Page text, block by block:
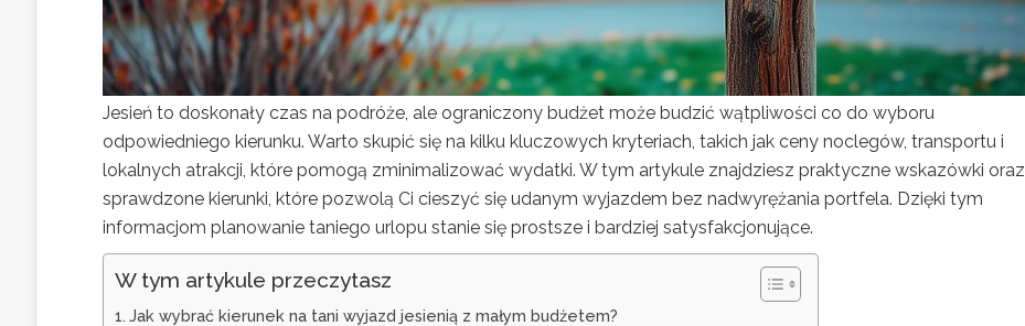
Jesień to doskonały czas na podróże, ale ograniczony budżet może budzić wątpliwości co do wyboru
odpowiedniego kierunku. Warto skupić się na kilku kluczowych kryteriach, takich jak ceny noclegów, transportu i
lokalnych atrakcji, które pomogą zminimalizować wydatki. W tym artykule znajdziesz praktyczne wskazówki oraz
sprawdzone kierunki, które pozwolą Ci cieszyć się udanym wyjazdem bez nadwyrężania portfela. Dzięki tym
informacjom planowanie taniego urlopu stanie się prostsze i bardziej satysfakcjonujące.
W tym artykule przeczytasz
Jak wybrać kierunek na tani wyjazd jesienią z małym budżetem?